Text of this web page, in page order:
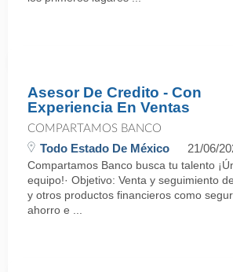
Asesor De Credito - Con
Experiencia En Ventas
COMPARTAMOS BANCO
Todo Estado De México 21/06/
Compartamos Banco busca tu talento
equipo!· Objetivo: Venta y seguimiento
y otros productos financieros como
ahorro e ...